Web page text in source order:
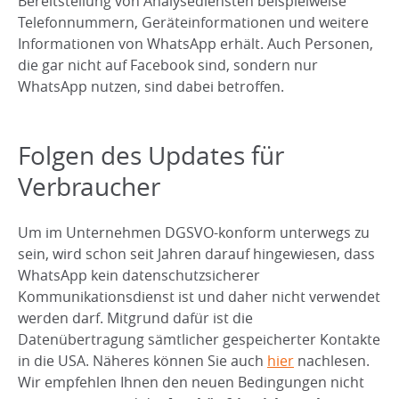
Telefonnummern, Geräteinformationen und weitere
Informationen von WhatsApp erhält. Auch Personen,
die gar nicht auf Facebook sind, sondern nur
WhatsApp nutzen, sind dabei betroffen.
Folgen des Updates für
Verbraucher
Um im Unternehmen DGSVO-konform unterwegs zu
sein, wird schon seit Jahren darauf hingewiesen, dass
WhatsApp kein datenschutzsicherer
Kommunikationsdienst ist und daher nicht verwendet
werden darf. Mitgrund dafür ist die
Datenübertragung sämtlicher gespeicherter Kontakte
in die USA. Näheres können Sie auch hier nachlesen.
Wir empfehlen Ihnen den neuen Bedingungen nicht